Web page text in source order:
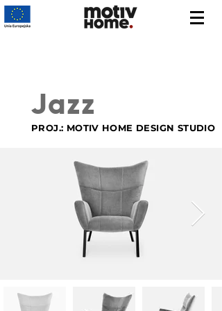
Jazz
PROJ.: MOTIV HOME DESIGN STUDIO